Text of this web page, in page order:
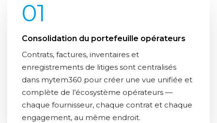
01
Consolidation du portefeuille opérateurs
Contrats, factures, inventaires et
enregistrements de litiges sont centralisés
dans mytem360 pour créer une vue unifiée et
complète de l’écosystème opérateurs —
chaque fournisseur, chaque contrat et chaque
engagement, au même endroit.